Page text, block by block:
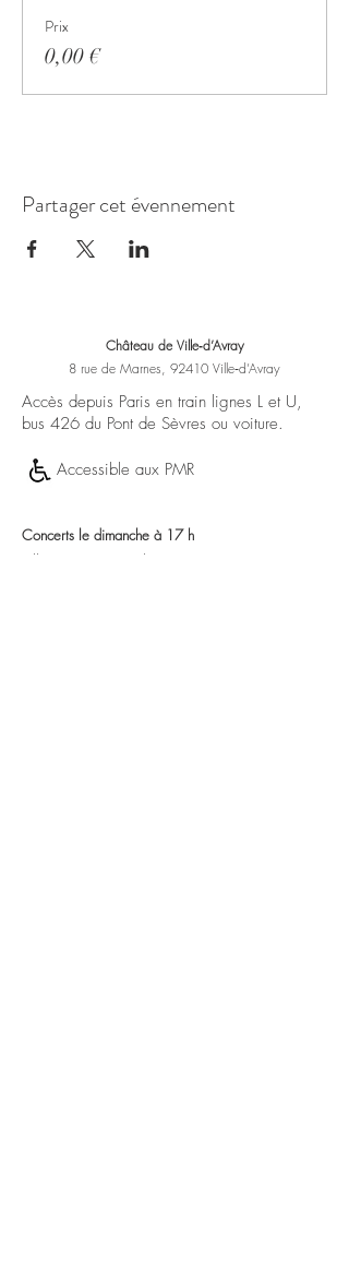
Prix
0,00 €
Partager cet évennement
Château de Ville‑d’Avray
8 rue de Marnes, 92410 Ville‑d’Avray
Accès depuis Paris en train lignes L et U,
bus 426 du Pont de Sèvres ou voiture.
Accessible aux PMR
Concerts le dimanche à 17 h
Billets en vente sur place :